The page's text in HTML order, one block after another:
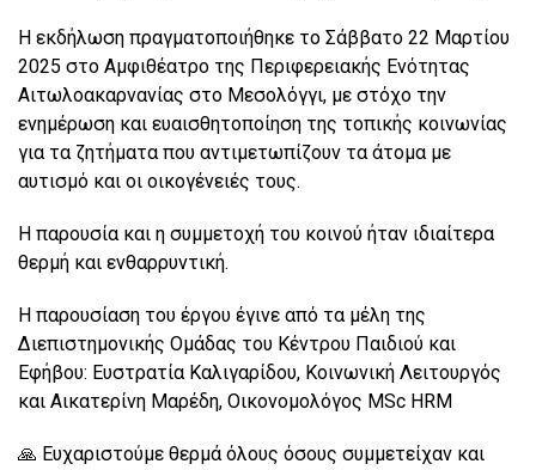
Η εκδήλωση πραγματοποιήθηκε το Σάββατο 22 Μαρτίου
2025 στο Αμφιθέατρο της Περιφερειακής Ενότητας
Αιτωλοακαρνανίας στο Μεσολόγγι, με στόχο την
ενημέρωση και ευαισθητοποίηση της τοπικής κοινωνίας
για τα ζητήματα που αντιμετωπίζουν τα άτομα με
αυτισμό και οι οικογένειές τους.
Η παρουσία και η συμμετοχή του κοινού ήταν ιδιαίτερα
θερμή και ενθαρρυντική.
Η παρουσίαση του έργου έγινε από τα μέλη της
Διεπιστημονικής Ομάδας του Κέντρου Παιδιού και
Εφήβου: Ευστρατία Καλιγαρίδου, Κοινωνική Λειτουργός
και Αικατερίνη Μαρέδη, Οικονομολόγος MSc HRM
🙏 Ευχαριστούμε θερμά όλους όσους συμμετείχαν και